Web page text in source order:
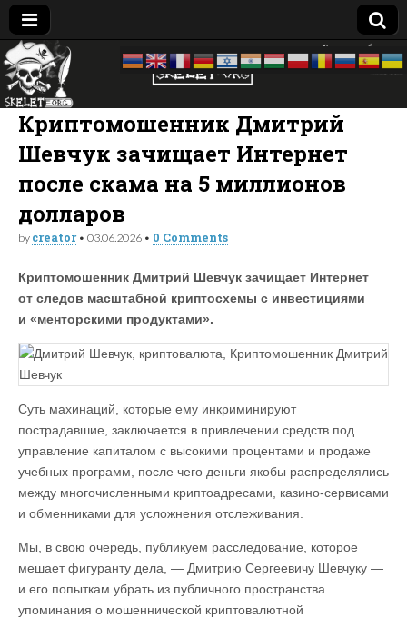
Skelet
Org
досье —
биография
—
компромат:
Украина
Криптомошенник Дмитрий
Шевчук зачищает Интернет
после скама на 5 миллионов
долларов
by creator• 03.06.2026 • 0 Comments
Криптомошенник Дмитрий Шевчук зачищает Интернет
от следов масштабной криптосхемы с инвестициями
и «менторскими продуктами».
Суть махинаций, которые ему инкриминируют
пострадавшие, заключается в привлечении средств под
управление капиталом с высокими процентами и продаже
учебных программ, после чего деньги якобы распределялись
между многочисленными криптоадресами, казино-сервисами
и обменниками для усложнения отслеживания.
Мы, в свою очередь, публикуем расследование, которое
мешает фигуранту дела, — Дмитрию Сергеевичу Шевчуку —
и его попыткам убрать из публичного пространства
упоминания о мошеннической криптовалютной